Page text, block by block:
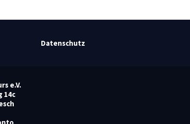
Datenschutz
e.V.
14c